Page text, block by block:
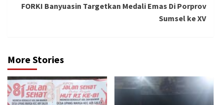
FORKI Banyuasin Targetkan Medali Emas Di Porprov
Sumsel ke XV
More Stories